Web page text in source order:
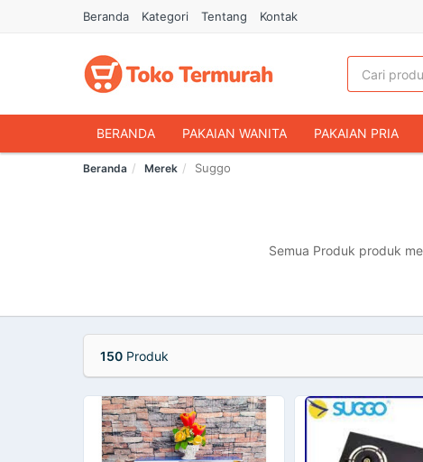
Beranda Kategori Tentang Kontak
BERANDA PAKAIAN WANITA PAKAIAN PRIA
HANDPHONE & AKSESORIS
BUKU & ALAT TULIS
Beranda Merek Suggo
Semua Produk produk
150 Produk